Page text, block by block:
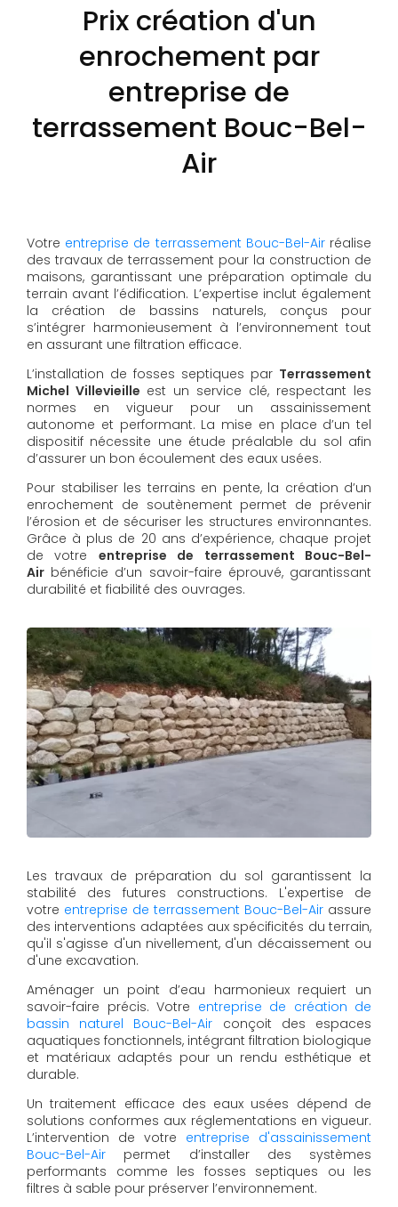
Prix création d'un
enrochement par
entreprise de
terrassement Bouc-Bel-
Air
Votre entreprise de terrassement Bouc-Bel-Airréalise
des travaux de terrassement pour la construction de
maisons, garantissant une préparation optimale du
terrain avant l’édification. L’expertise inclut également
la création de bassins naturels, conçus pour
s’intégrer harmonieusement à l’environnement tout
en assurant une filtration efficace.
L’installation de fosses septiques par Terrassement
Michel Villevieille est un service clé, respectant les
normes en vigueur pour un assainissement
autonome et performant. La mise en place d’un tel
dispositif nécessite une étude préalable du sol afin
d’assurer un bon écoulement des eaux usées.
Pour stabiliser les terrains en pente, la création d’un
enrochement de soutènement permet de prévenir
l’érosion et de sécuriser les structures environnantes.
Grâce à plus de 20 ans d’expérience, chaque projet
de votre entreprise de terrassement Bouc-Bel-
Air bénéficie d’un savoir-faire éprouvé, garantissant
durabilité et fiabilité des ouvrages.
Les travaux de préparation du sol garantissent la
stabilité des futures constructions. L'expertise de
votre entreprise de terrassement Bouc-Bel-Air assure
des interventions adaptées aux spécificités du terrain,
qu'il s'agisse d'un nivellement, d'un décaissement ou
d'une excavation.
Aménager un point d’eau harmonieux requiert un
savoir-faire précis. Votre entreprise de création de
bassin naturel Bouc-Bel-Air conçoit des espaces
aquatiques fonctionnels, intégrant filtration biologique
et matériaux adaptés pour un rendu esthétique et
durable.
Un traitement efficace des eaux usées dépend de
solutions conformes aux réglementations en vigueur.
L’intervention de votre entreprise d'assainissement
Bouc-Bel-Air permet d’installer des systèmes
performants comme les fosses septiques ou les
filtres à sable pour préserver l’environnement.